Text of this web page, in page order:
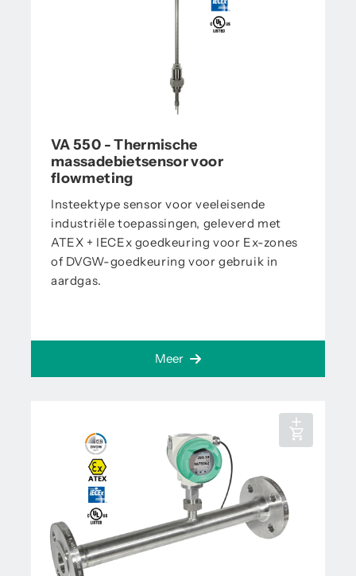
VA 550 - Thermische
massadebietsensor voor
flowmeting
Insteektype sensor voor veeleisende
industriële toepassingen, geleverd met
ATEX + IECEx goedkeuring voor Ex-zones
of DVGW-goedkeuring voor gebruik in
aardgas.
Meer